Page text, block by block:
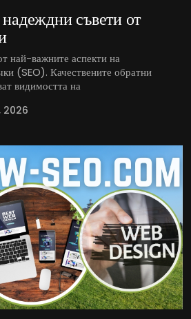
съвети от
най-важните аспекти на
(SEO). Качествените обратни
видимостта на
2026